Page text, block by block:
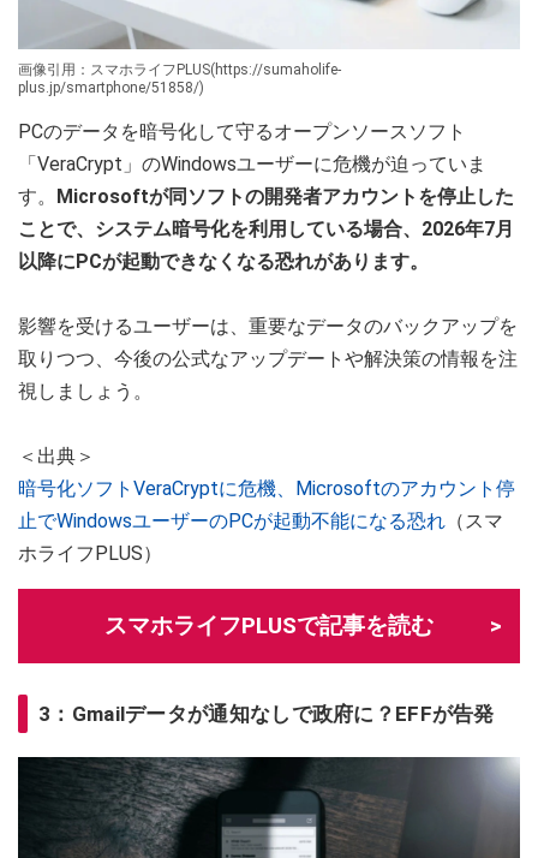
画像引用：スマホライフPLUS(https://sumaholife-
plus.jp/smartphone/51858/)
PCのデータを暗号化して守るオープンソースソフト
「VeraCrypt」のWindowsユーザーに危機が迫っていま
す。 Microsoftが同ソフトの開発者アカウントを停止した
ことで、システム暗号化を利用している場合、2026年7月
以降にPCが起動できなくなる恐れがあります。
影響を受けるユーザーは、重要なデータのバックアップを
取りつつ、今後の公式なアップデートや解決策の情報を注
視しましょう。
＜出典＞
暗号化ソフトVeraCryptに危機、Microsoftのアカウント停
止でWindowsユーザーのPCが起動不能になる恐れ （スマ
ホライフPLUS）
スマホライフPLUSで記事を読む
3：Gmailデータが通知なしで政府に？EFFが告発